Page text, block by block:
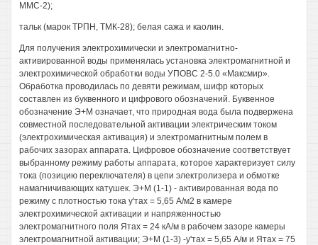
ММС-2);
тальк (марок ТРПН, ТМК-28); белая сажа и каолин.
Для получения электрохимически и электромагнитно-
активированной воды применялась установка электромагнитной и
электрохимической обработки воды УПОВС 2-5.0 «Максмир».
Обработка проводилась по девяти режимам, шифр которых
составлен из буквенного и цифрового обозначений. Буквенное
обозначение Э+М означает, что природная вода была подвержена
совместной последовательной активации электрическим током
(электрохимическая активация) и электромагнитным полем в
рабочих зазорах аппарата. Цифровое обозначение соответствует
выбранному режиму работы аппарата, которое характеризует силу
тока (позицию переключателя) в цепи электролизера и обмотке
намагничивающих катушек. Э+М (1-1) - активированная вода по
режиму с плотностью тока у'тах = 5,65 А/м2 в камере
электрохимической активации и напряженностью
электромагнитного поля Ятах = 24 кА/м в рабочем зазоре камеры
электромагнитной активации; Э+М (1-3) -у'тах = 5,65 А/м и Ятах = 75